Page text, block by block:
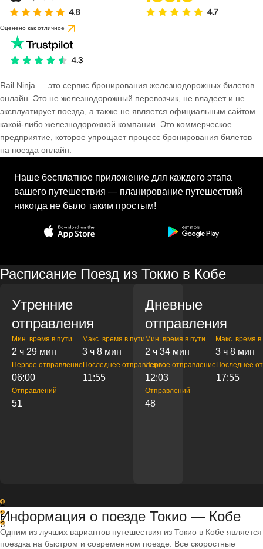
Оценено как отличное
Rail Ninja — это сервис бронирования железнодорожных билетов
онлайн. Это не железнодорожный перевозчик, не владеет и не
эксплуатирует поезда, а также не является официальным сайтом
какой-либо железнодорожной компании. Это коммерческое
предприятие, которое упрощает процесс бронирования билетов
на поезда онлайн.
Наше бесплатное приложение для каждого этапа
вашего путешествия — планирование путешествий
никогда не было таким простым!
Расписание Поезд из Токио в Кобе
Утренние
отправления
Мин. время в пути
2 ч 29 мин
Макс. время в пути
3 ч 8 мин
Первое отправление
06:00
Последнее отправление
11:55
Отправлений
51
Дневные
отправления
Мин. время в пути
2 ч 34 мин
Макс. время в
3 ч 8 мин
Первое отправление
12:03
Последнее
17:55
Отправлений
48
1
2
3
Информация о поезде Токио — Кобе
Одним из лучших вариантов путешествия из Токио в Кобе является
поездка на быстром и современном поезде. Все скоростные